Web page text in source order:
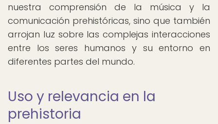
nuestra comprensión de la música y la
comunicación prehistóricas, sino que también
arrojan luz sobre las complejas interacciones
entre los seres humanos y su entorno en
diferentes partes del mundo.
Uso y relevancia en la
prehistoria